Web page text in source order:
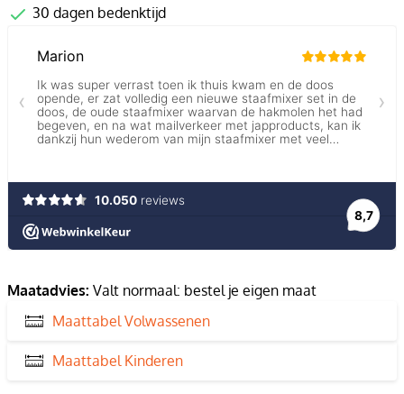
30 dagen bedenktijd
Maatadvies: Valt normaal: bestel je eigen maat
Maattabel Volwassenen
Maattabel Kinderen